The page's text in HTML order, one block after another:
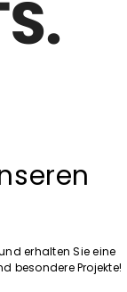
erhalten Sie eine
besondere Projekte!